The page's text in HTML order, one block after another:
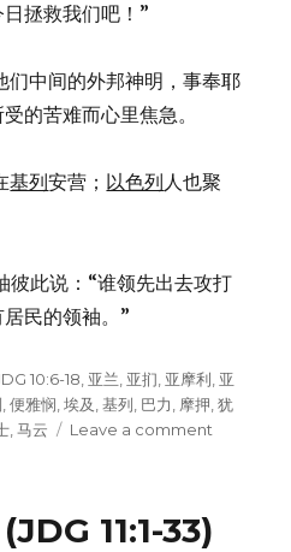
拯救我们吧！”
们中间的外邦神明，事奉耶
受的苦难而心里焦急。
基列安营； 以色列人也聚
彼此说：“谁领先出去攻打
居民的领袖。”
10:6-18 亚兰 亚扪 亚摩利 亚
,便雅悯 ,埃及 ,基列 巴力 摩押 ,犹
,马云 Leave a comment
11:1-33)